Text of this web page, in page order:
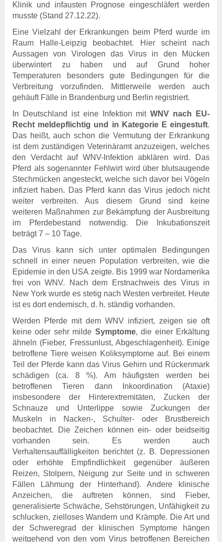
Entschädigung - Verfahren
gelistete Tierseuchen
Beihilfen
Beihilfe - Allgemein
Beihilfe - Verfahren
De-minimis-Beihilfe
Tierkörperbeseitung
Online-Service
Login
Benutzerhinweise
Geschäftsbericht
Veranstaltungen
Anträge und Downloads
Tiergesundheit
Rindergesundheit
Allgemeines
Tiergesundheitsprogramme
Projekte
Schweinegesundheit
Allgemeines
Ansprechpartner
Aktuelles & Fachbeiträge
Tiergesundheitsprogramme
Projekte
Geflügelgesundheit
Allgemeines
Ansprechpartner
Aktuelles & Fachbeiträge
Tiergesundheitsprogramme
Projekte
Schaf- & Ziegengesundheit
Allgemeines
Ansprechpartner
Aktuelles & Fachbeiträge
Tiergesundheitsprogramme
Projekte
Pferdegesundheit
Allgemeines
Ansprechpartner
Klinik und infausten Prognose eingeschläfert werden
musste (Stand 27.12.22).
Eine Vielzahl der Erkrankungen beim Pferd wurde im
Raum Halle-Leipzig beobachtet. Hier scheint nach
Aussagen von Virologen das Virus in den Mücken
überwintert zu haben und auf Grund hoher
Temperaturen besonders gute Bedingungen für die
Verbreitung vorzufinden. Mittlerweile werden auch
gehäuft Fälle in Brandenburg und Berlin registriert.
In Deutschland ist eine Infektion mitWNV nach EU-
Recht meldepflichtig und in Kategorie E eingestuft.
Das heißt, auch schon die Vermutung der Erkrankung
ist dem zuständigen Veterinäramt anzuzeigen, welches
den Verdacht auf WNV-Infektion abklären wird. Das
Pferd als sogenannter Fehlwirt wird über blutsaugende
Stechmücken angesteckt, welche sich davor bei Vögeln
infiziert haben. Das Pferd kann das Virus jedoch nicht
weiter verbreiten. Aus diesem Grund sind keine
weiteren Maßnahmen zur Bekämpfung der Ausbreitung
im Pferdebestand notwendig. Die Inkubationszeit
beträgt 7 – 10 Tage.
Das Virus kann sich unter optimalen Bedingungen
schnell in einer neuen Population verbreiten, wie die
Epidemie in den USA zeigte. Bis 1999 war Nordamerika
frei von WNV. Nach dem Erstnachweis des Virus in
New York wurde es stetig nach Westen verbreitet. Heute
ist es dort endemisch, d. h. ständig vorhanden.
Werden Pferde mit dem WNV infiziert, zeigen sie oft
keine oder sehr milde Symptome, die einer Erkältung
ähneln (Fieber, Fressunlust, Abgeschlagenheit). Einige
betroffene Tiere weisen Koliksymptome auf. Bei einem
Teil der Pferde kann das Virus Gehirn und Rückenmark
schädigen (ca. 8 %). Am häufigsten werden bei
betroffenen Tieren dann Inkoordination (Ataxie)
insbesondere der Hinterextremitäten, Zucken der
Schnauze und Unterlippe sowie Zuckungen der
Muskeln in Nacken-, Schulter- oder Brustbereich
beobachtet. Die Zeichen können ein- oder beidseitig
vorhanden sein. Es werden auch
Verhaltensauffälligkeiten berichtet (z. B. Depressionen
oder erhöhte Empfindlichkeit gegenüber äußeren
Reizen, Stolpern, Neigung zur Seite und in schweren
Fällen Lähmung der Hinterhand). Andere klinische
Anzeichen, die auftreten können, sind Fieber,
generalisierte Schwäche, Sehstörungen, Unfähigkeit zu
schlucken, zielloses Wandern und Krämpfe. Die Art und
der Schweregrad der klinischen Symptome hängen
weitgehend von den vom Virus betroffenen Bereichen